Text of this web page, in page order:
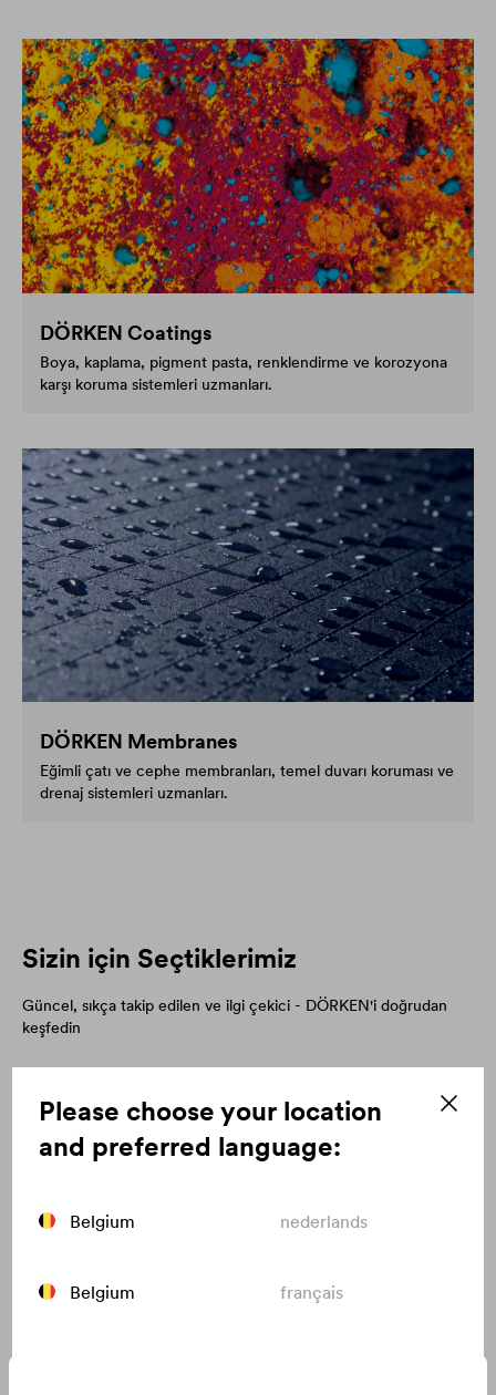
Please choose your location
and preferred language:
Belgium nederlands
Belgium français
DÖRKEN Coatings
Boya, kaplama, pigment pasta, renklendirme ve korozyona
karşı koruma sistemleri uzmanları.
DÖRKEN Membranes
Eğimli çatı ve cephe membranları, temel duvarı koruması ve
drenaj sistemleri uzmanları.
Sizin için Seçtiklerimiz
Güncel, sıkça takip edilen ve ilgi çekici - DÖRKEN'i doğrudan
keşfedin